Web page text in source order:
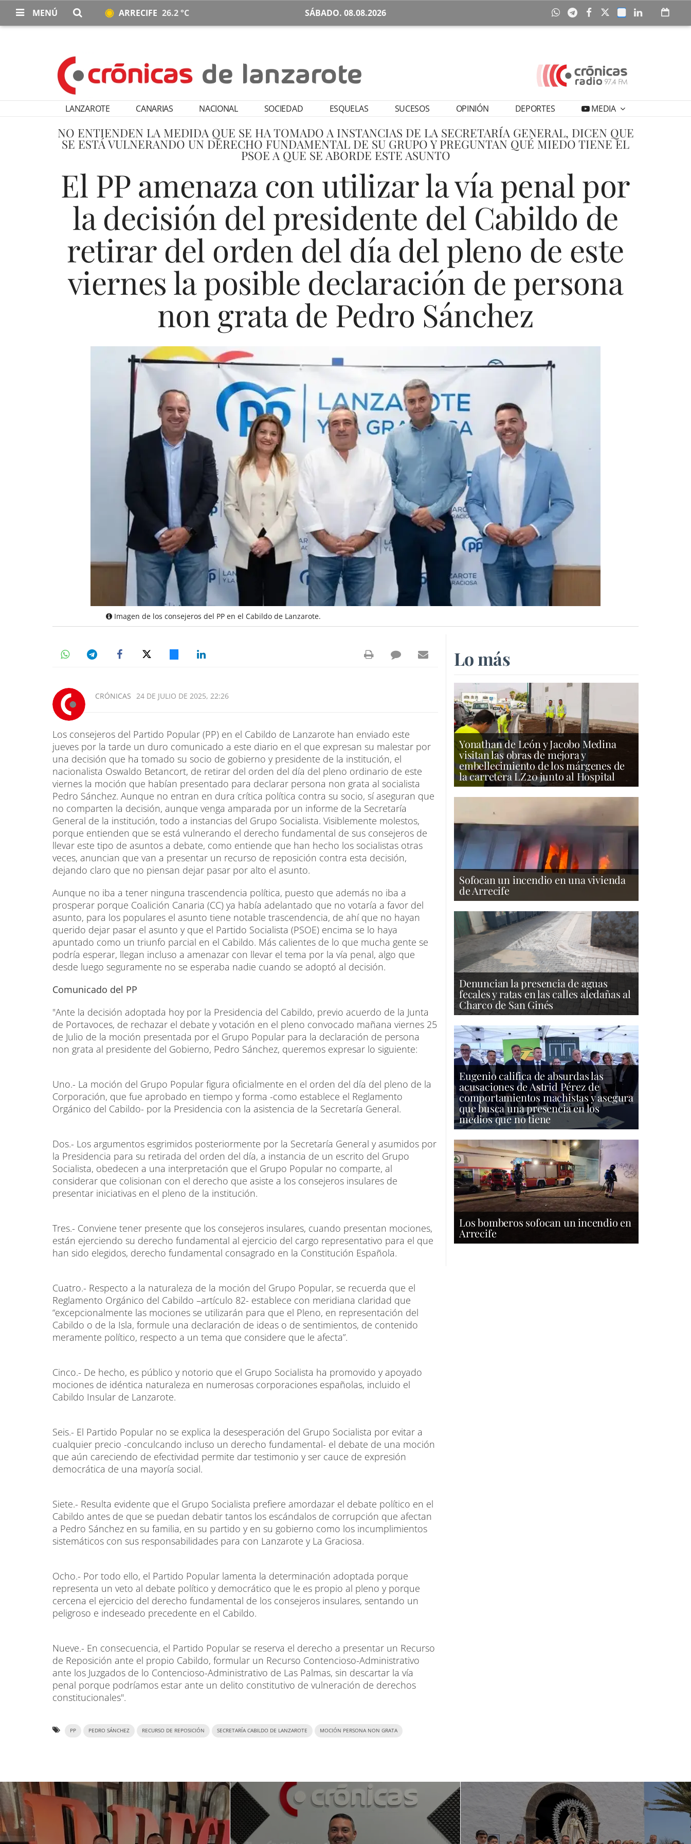
MENÚ ARRECIFE 26.2 °C SÁBADO. 08.08.2026
LANZAROTE CANARIAS NACIONAL SOCIEDAD ESQUELAS SUCESOS OPINIÓN DEPORTES MEDIA
NO ENTIENDEN LA MEDIDA QUE SE HA TOMADO A INSTANCIAS DE LA SECRETARÍA GENERAL, DICEN QUE
SE ESTÁ VULNERANDO UN DERECHO FUNDAMENTAL DE SU GRUPO Y PREGUNTAN QUÉ MIEDO TIENE EL
PSOE A QUE SE ABORDE ESTE ASUNTO
El PP amenaza con utilizar la vía penal por
la decisión del presidente del Cabildo de
retirar del orden del día del pleno de este
viernes la posible declaración de persona
non grata de Pedro Sánchez
Imagen de los consejeros del PP en el Cabildo de Lanzarote.
CRÓNICAS 24 DE JULIO DE 2025, 22:26
Los consejeros del Partido Popular (PP) en el Cabildo de Lanzarote han enviado este
jueves por la tarde un duro comunicado a este diario en el que expresan su malestar por
una decisión que ha tomado su socio de gobierno y presidente de la institución, el
nacionalista Oswaldo Betancort, de retirar del orden del día del pleno ordinario de este
viernes la moción que habían presentado para declarar persona non grata al socialista
Pedro Sánchez. Aunque no entran en dura crítica política contra su socio, sí aseguran que
no comparten la decisión, aunque venga amparada por un informe de la Secretaría
General de la institución, todo a instancias del Grupo Socialista. Visiblemente molestos,
porque entienden que se está vulnerando el derecho fundamental de sus consejeros de
llevar este tipo de asuntos a debate, como entiende que han hecho los socialistas otras
veces, anuncian que van a presentar un recurso de reposición contra esta decisión,
dejando claro que no piensan dejar pasar por alto el asunto.
Aunque no iba a tener ninguna trascendencia política, puesto que además no iba a
prosperar porque Coalición Canaria (CC) ya había adelantado que no votaría a favor del
asunto, para los populares el asunto tiene notable trascendencia, de ahí que no hayan
querido dejar pasar el asunto y que el Partido Socialista (PSOE) encima se lo haya
apuntado como un triunfo parcial en el Cabildo. Más calientes de lo que mucha gente se
podría esperar, llegan incluso a amenazar con llevar el tema por la vía penal, algo que
desde luego seguramente no se esperaba nadie cuando se adoptó al decisión.
Comunicado del PP
"Ante la decisión adoptada hoy por la Presidencia del Cabildo, previo acuerdo de la Junta
de Portavoces, de rechazar el debate y votación en el pleno convocado mañana viernes 25
de Julio de la moción presentada por el Grupo Popular para la declaración de persona
non grata al presidente del Gobierno, Pedro Sánchez, queremos expresar lo siguiente:
Uno.- La moción del Grupo Popular figura oficialmente en el orden del día del pleno de la
Corporación, que fue aprobado en tiempo y forma -como establece el Reglamento
Orgánico del Cabildo- por la Presidencia con la asistencia de la Secretaría General.
Dos.- Los argumentos esgrimidos posteriormente por la Secretaría General y asumidos por
la Presidencia para su retirada del orden del día, a instancia de un escrito del Grupo
Socialista, obedecen a una interpretación que el Grupo Popular no comparte, al
considerar que colisionan con el derecho que asiste a los consejeros insulares de
presentar iniciativas en el pleno de la institución.
Tres.- Conviene tener presente que los consejeros insulares, cuando presentan mociones,
están ejerciendo su derecho fundamental al ejercicio del cargo representativo para el que
han sido elegidos, derecho fundamental consagrado en la Constitución Española.
Cuatro.- Respecto a la naturaleza de la moción del Grupo Popular, se recuerda que el
Reglamento Orgánico del Cabildo –artículo 82- establece con meridiana claridad que
“excepcionalmente las mociones se utilizarán para que el Pleno, en representación del
Cabildo o de la Isla, formule una declaración de ideas o de sentimientos, de contenido
meramente político, respecto a un tema que considere que le afecta”.
Cinco.- De hecho, es público y notorio que el Grupo Socialista ha promovido y apoyado
mociones de idéntica naturaleza en numerosas corporaciones españolas, incluido el
Cabildo Insular de Lanzarote.
Seis.- El Partido Popular no se explica la desesperación del Grupo Socialista por evitar a
cualquier precio -conculcando incluso un derecho fundamental- el debate de una moción
que aún careciendo de efectividad permite dar testimonio y ser cauce de expresión
democrática de una mayoría social.
Siete.- Resulta evidente que el Grupo Socialista prefiere amordazar el debate político en el
Cabildo antes de que se puedan debatir tantos los escándalos de corrupción que afectan
a Pedro Sánchez en su familia, en su partido y en su gobierno como los incumplimientos
sistemáticos con sus responsabilidades para con Lanzarote y La Graciosa.
Ocho.- Por todo ello, el Partido Popular lamenta la determinación adoptada porque
representa un veto al debate político y democrático que le es propio al pleno y porque
cercena el ejercicio del derecho fundamental de los consejeros insulares, sentando un
peligroso e indeseado precedente en el Cabildo.
Nueve.- En consecuencia, el Partido Popular se reserva el derecho a presentar un Recurso
de Reposición ante el propio Cabildo, formular un Recurso Contencioso-Administrativo
ante los Juzgados de lo Contencioso-Administrativo de Las Palmas, sin descartar la vía
penal porque podríamos estar ante un delito constitutivo de vulneración de derechos
constitucionales".
PP PEDRO SÁNCHEZ RECURSO DE REPOSICIÓN SECRETARÍA CABILDO DE LANZAROTE MOCIÓN PERSONA NON GRATA
Lo más
Yonathan de León y Jacobo Medina
visitan las obras de mejora y
embellecimiento de los márgenes de
la carretera LZ20 junto al Hospital
Sofocan un incendio en una vivienda
de Arrecife
Denuncian la presencia de aguas
fecales y ratas en las calles aledañas al
Charco de San Ginés
Eugenio califica de absurdas las
acusaciones de Astrid Pérez de
comportamientos machistas y asegura
que busca una presencia en los
medios que no tiene
Los bomberos sofocan un incendio en
Arrecife